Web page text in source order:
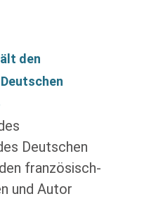
den
Deutschen
französisch-
und Autor